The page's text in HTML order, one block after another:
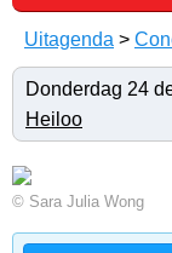
Uitagenda >
Donderdag 24
Heiloo
© Sara Julia Wong